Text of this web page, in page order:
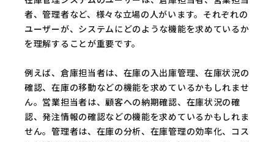
者、管理者など、様々な立場の人がいます。それぞれの
ユーザーが、システムにどのような機能を求めているか
を理解することが重要です。
例えば、倉庫担当者は、在庫の入出庫管理、在庫状況の
確認、在庫の移動などの機能を求めているかもしれませ
ん。営業担当者は、顧客への納期確認、在庫状況の確
認、発注情報の確認などの機能を求めているかもしれま
せん。管理者は、在庫の分析、在庫管理の効率化、コス